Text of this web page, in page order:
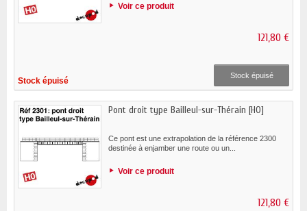
Voir ce produit
121,80 €
Stock épuisé
Stock épuisé
Pont droit type Bailleul-sur-Thérain [HO]
Ce pont est une extrapolation de la référence 2300
destinée à enjamber une route ou un...
Voir ce produit
121,80 €